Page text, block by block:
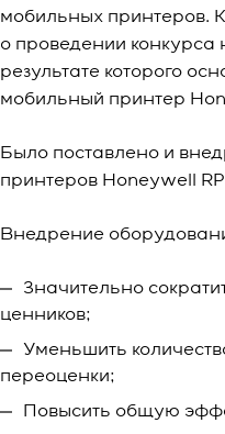
мобильных принтеров.
о проведении конкурса
результате которого
мобильный принтер
Было поставлено и
принтеров Honeywell
Внедрение
Значительно
ценников;
Уменьшить
переоценки;
Повысить общую